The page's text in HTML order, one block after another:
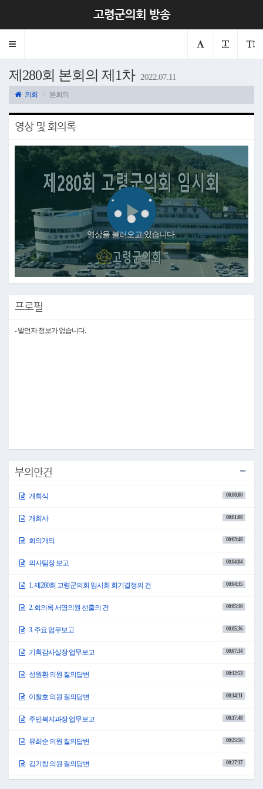
고령군의회 방송
Toggle
제280회 본회의 제1차 2022.07.11
의회 본회의
영상 및 회의록
Play
Video
영상을 불러오고 있습니다.
프로필
- 발언자 정보가 없습니다.
부의안건
개회식 00:00:00
개회사 00:01:08
회의개의 00:03:48
의사팀장 보고 00:04:04
1. 제280회 고령군의회 임시회 회기결정의 건 00:04:35
2. 회의록 서명의원 선출의 건 00:05:10
3. 주요 업무보고 00:05:36
기획감사실장 업무보고 00:07:34
성원환 의원 질의답변 00:12:53
이철호 의원 질의답변 00:14:31
주민복지과장 업무보고 00:17:48
유희순 의원 질의답변 00:25:56
김기창 의원 질의답변 00:27:37